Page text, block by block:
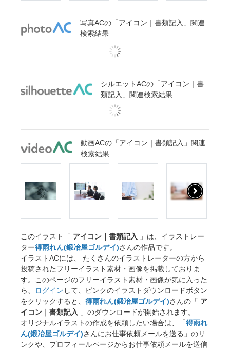
写真ACの「アイコン｜書類記入」関連
検索結果
シルエットACの「アイコン｜書
類記入」関連検索結果
動画ACの「アイコン｜書類記入」関連
検索結果
このイラスト「 アイコン｜書類記入
」は、イラストレー
ター得雨れん(鍛冶屋ゴルデイ)さんの作品です。
イラストACには、 たくさんのイラストレーターの方から
投稿されたフリーイラスト素材・画像を掲載しておりま
す。このページのフリーイラスト素材・画像が気に入った
ら、
ログイン して、ピンクのイラストダウンロードボタン
をクリックすると、 得雨れん(鍛冶屋ゴルデイ)さんの「 ア
イコン｜書類記入
」のダウンロードが開始されます。
オリジナルイラストの作成を依頼したい場合は、「得雨れ
ん(鍛冶屋ゴルデイ)さんにお仕事依頼メールを送る」のリ
ンクや、プロフィールページからお仕事依頼メールを送信